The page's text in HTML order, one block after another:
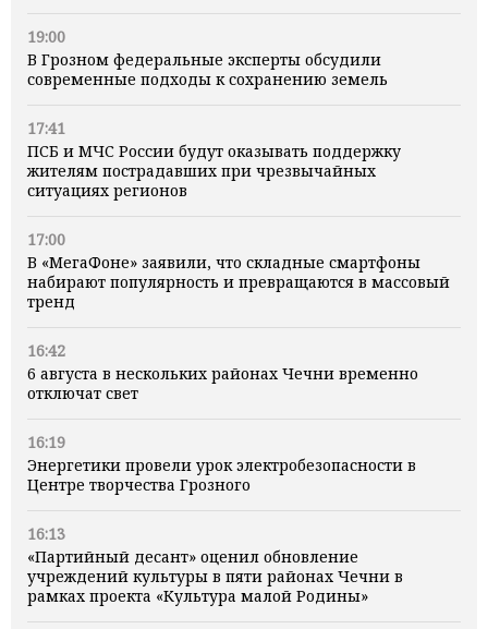
19:00
В Грозном федеральные эксперты обсудили
современные подходы к сохранению земель
17:41
ПСБ и МЧС России будут оказывать поддержку
жителям пострадавших при чрезвычайных
ситуациях регионов
17:00
В «МегаФоне» заявили, что складные смартфоны
набирают популярность и превращаются в массовый
тренд
16:42
6 августа в нескольких районах Чечни временно
отключат свет
16:19
Энергетики провели урок электробезопасности в
Центре творчества Грозного
16:13
«Партийный десант» оценил обновление
учреждений культуры в пяти районах Чечни в
рамках проекта «Культура малой Родины»